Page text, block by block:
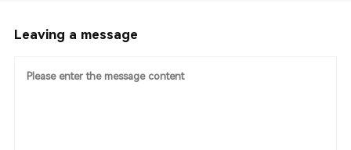
Leaving a message